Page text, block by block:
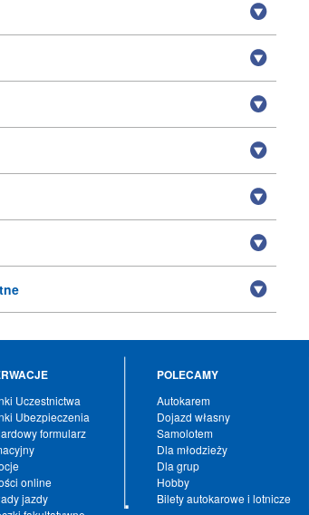
Uczestnictwa
Ubezpieczenia
formularz
online
jazdy
POLECAMY
Autokarem
Dojazd własny
Samolotem
Dla młodzieży
Dla grup
Hobby
Bilety autokarowe i lotnicze